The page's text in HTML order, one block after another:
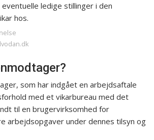
ledige stillinger i den
hos.
som har indgået en arbejdsaftale
med et vikarbureau med det
til en brugervirksomhed for
arbejdsopgaver under dennes tilsyn og